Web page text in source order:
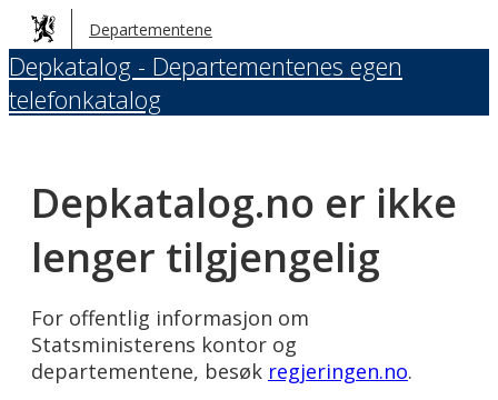
Hopp
til
hovedinnhold
Departementene
Depkatalog - Departementenes egen
telefonkatalog
Depkatalog.no er ikke
lenger tilgjengelig
For offentlig informasjon om
Statsministerens kontor og
departementene, besøk regjeringen.no.